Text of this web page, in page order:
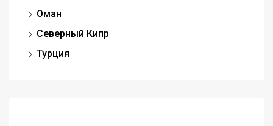
Оман
Северный Кипр
Турция